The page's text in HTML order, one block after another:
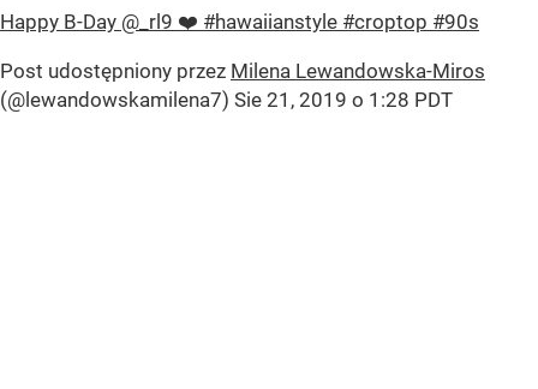
Happy B-Day @_rl9 ❤️ #hawaiianstyle #croptop #90s
Post udostępniony przez Milena Lewandowska-Miros
(@lewandowskamilena7) Sie 21, 2019 o 1:28 PDT